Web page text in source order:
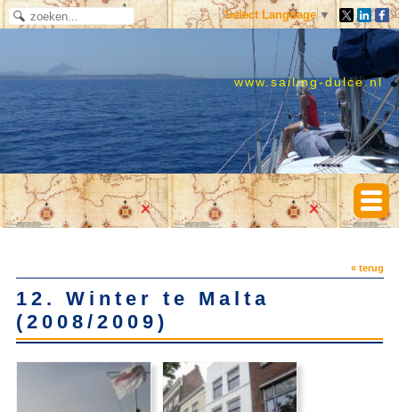
Select Language ▼
www.sailing-dulce.nl
« terug
12. Winter te Malta
(2008/2009)